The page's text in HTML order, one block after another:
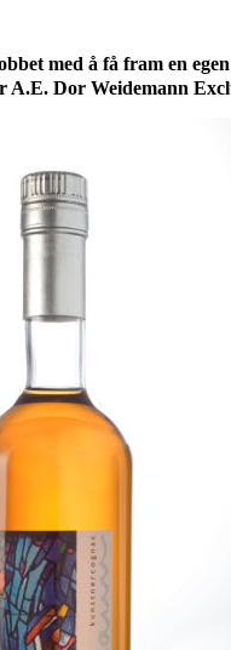
med å få fram en egen
A.E. Dor Weidemann